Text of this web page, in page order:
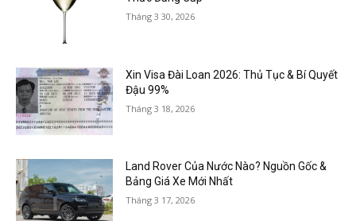
Tháng 3 30, 2026
Xin Visa Đài Loan 2026: Thủ Tục & Bí Quyết
Đậu 99%
Tháng 3 18, 2026
Land Rover Của Nước Nào? Nguồn Gốc &
Bảng Giá Xe Mới Nhất
Tháng 3 17, 2026